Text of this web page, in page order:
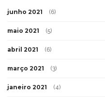
junho 2021 (6)
maio 2021 (5)
abril 2021 (6)
março 2021 (3)
janeiro 2021 (4)